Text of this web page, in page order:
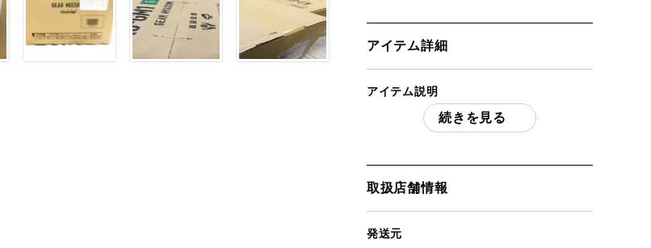
アイテム詳細
アイテム説明
TOYOTOMI トヨトミギアミッション
(撮影、運搬備品は除く)
アイテム状態
続きを見る
取扱店舗情報
発送元